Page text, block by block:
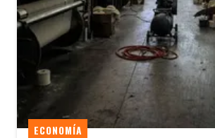
ECONOMÍA